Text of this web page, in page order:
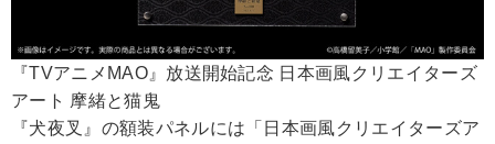
『TVアニメMAO』放送開始記念 日本画風クリエイターズ
アート 摩緒と猫鬼
『犬夜叉』の額装パネルには「日本画風クリエイターズア